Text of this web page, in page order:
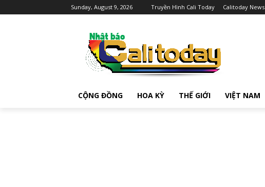
Sunday, August 9, 2026 Truyền Hình Cali Today Calitoday News
CỘNG ĐỒNG HOA KỲ THẾ GIỚI VIỆT NAM